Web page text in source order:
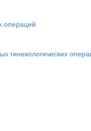
операций
гинекологических